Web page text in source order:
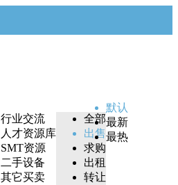
行业交流
人才资源库
SMT资源
二手设备
其它买卖
全部
出售
求购
出租
转让
默认
最新
最热